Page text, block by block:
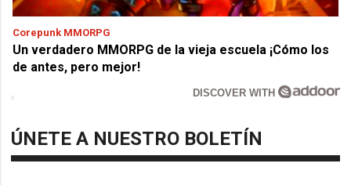
Corepunk MMORPG
Un verdadero MMORPG de la vieja escuela ¡Cómo los
de antes, pero mejor!
DISCOVER WITH
ÚNETE A NUESTRO BOLETÍN